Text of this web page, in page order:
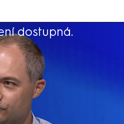
dostupná.